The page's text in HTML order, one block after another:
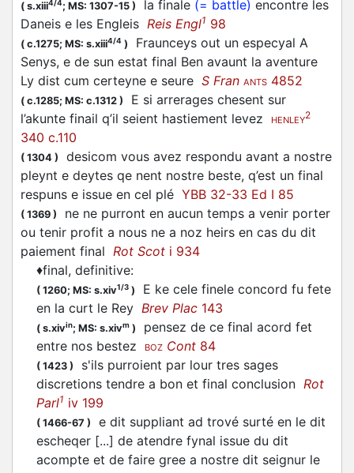
( s.xiii4/4; MS: 1307-15 ) la finale (= battle) encontre les
Daneis e les Engleis Reis Engl1 98
( c.1275; MS: s.xiii4/4 )
Fraunceys out un especyal A
Senys, e de sun estat final Ben avaunt la aventure
Ly dist cum certeyne e seure S Fran ANTS 4852
( c.1285; MS: c.1312 )
E si arrerages chesent sur
l’akunte finail q’il seient hastiement levez
HENLEY2
340 c.110
( 1304 )
desicom vous avez respondu avant a nostre
pleynt e deytes qe nent nostre beste, q’est un final
respuns e issue en cel plé YBB 32-33 Ed I 85
( 1369 )
ne ne purront en aucun temps a venir porter
ou tenir profit a nous ne a noz heirs en cas du dit
paiement final Rot Scot i 934
♦final, definitive:
( 1260; MS: s.xiv1/3 )
E ke cele finele concord fu fete
en la curt le Rey Brev Plac 143
( s.xivin; MS: s.xivm )
pensez de ce final acord fet
entre nos bestez
BOZ Cont 84
( 1423 )
s'ils purroient par lour tres sages
discretions tendre a bon et final conclusion Rot
Parl1 iv 199
( 1466-67 )
e dit suppliant ad trové surté en le dit
escheqer [...] de atendre fynal issue du dit
acompte et de faire gree a nostre dit seignur le